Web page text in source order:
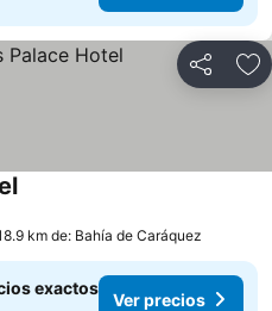
Compartir
Ver precios
km de: Bahía de Caráquez
exactos
Ver precios